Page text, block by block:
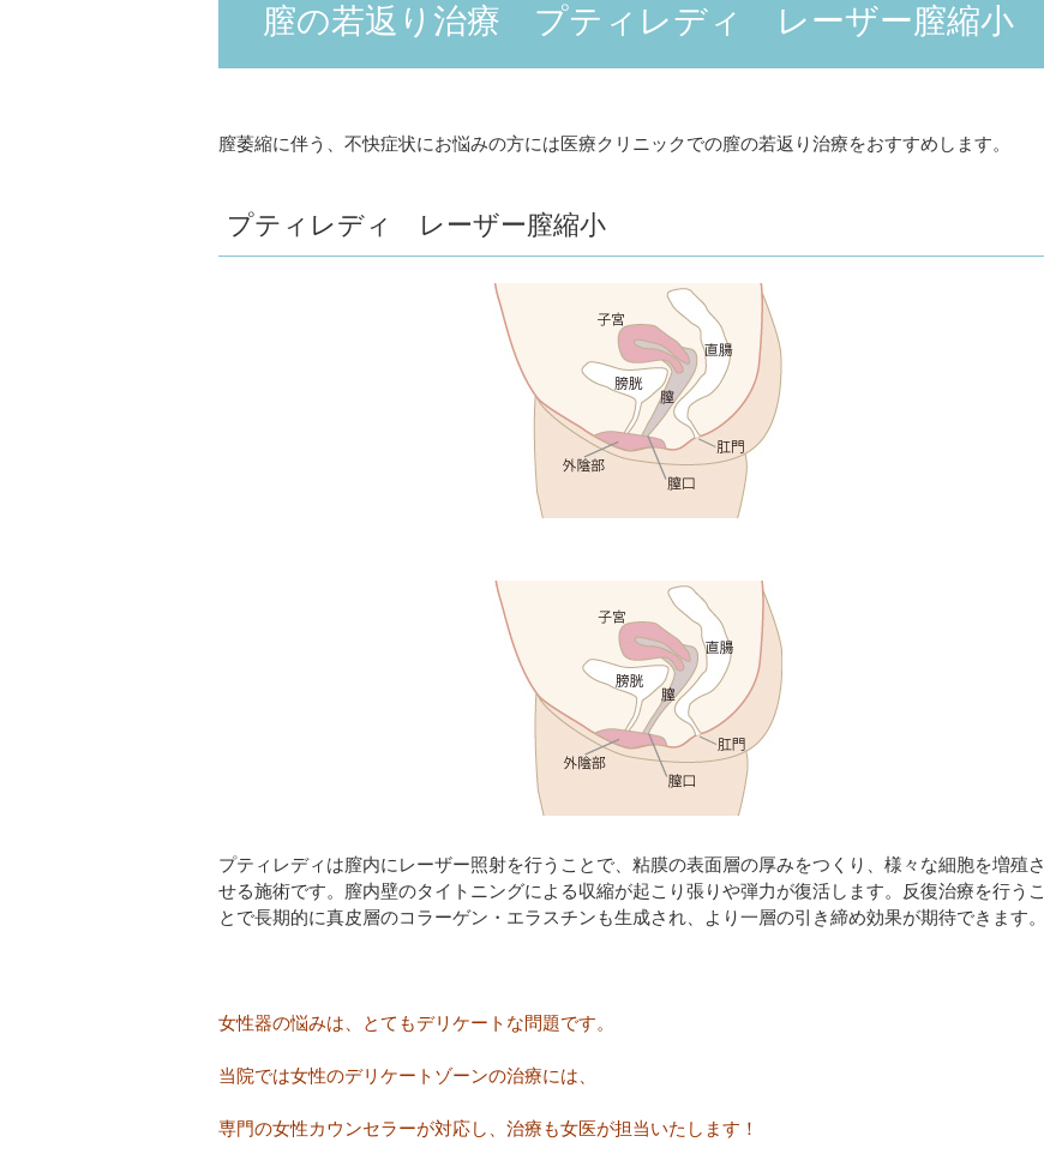
膣の若返り治療 プティレディ レーザー膣縮小
膣萎縮に伴う、不快症状にお悩みの方には医療クリニックでの膣の若返り治療をおすすめします。
プティレディ レーザー膣縮小
プティレディは膣内にレーザー照射を行うことで、粘膜の表面層の厚みをつくり、様々な細胞を増殖さ
せる施術です。膣内壁のタイトニングによる収縮が起こり張りや弾力が復活します。反復治療を行うこ
とで長期的に真皮層のコラーゲン・エラスチンも生成され、より一層の引き締め効果が期待できます。
女性器の悩みは、とてもデリケートな問題です。
当院では女性のデリケートゾーンの治療には、
専門の女性カウンセラーが対応し、治療も女医が担当いたします！